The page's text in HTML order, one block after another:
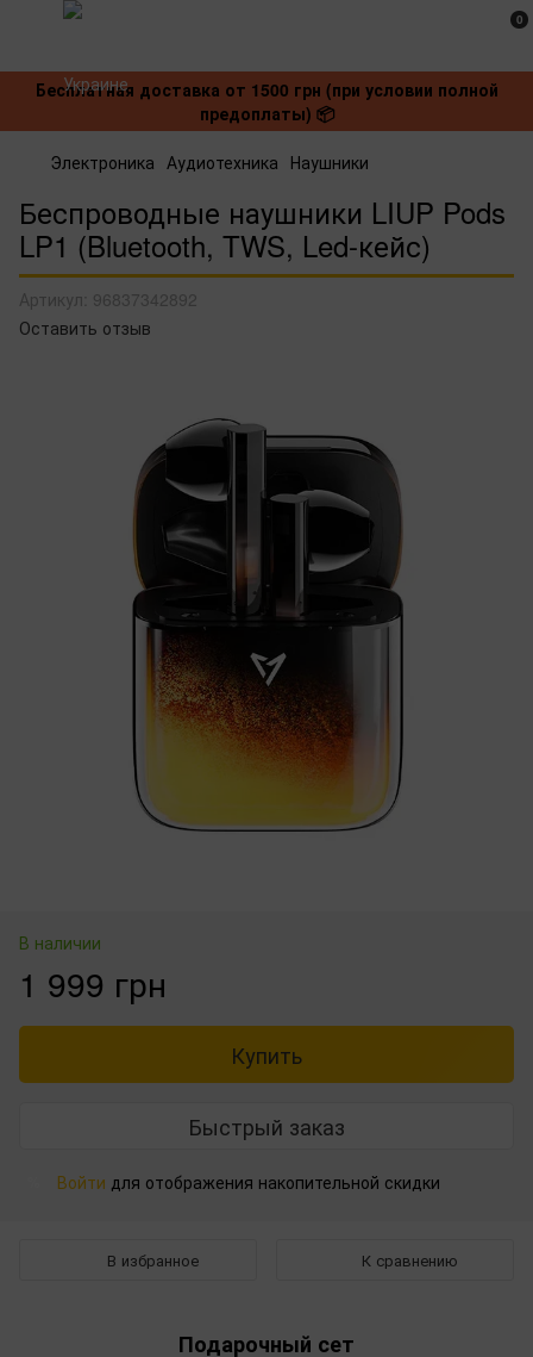
0
Бесплатная доставка от 1500 грн (при условии полной
предоплаты) 📦
Электроника Аудиотехника Наушники
Беспроводные наушники LIUP Pods
LP1 (Bluetooth, TWS, Led-кейс)
Артикул: 96837342892
Оставить отзыв
В наличии
1 999 грн
Купить
Быстрый заказ
Войти для отображения накопительной скидки
В избранное К сравнению
Подарочный сет